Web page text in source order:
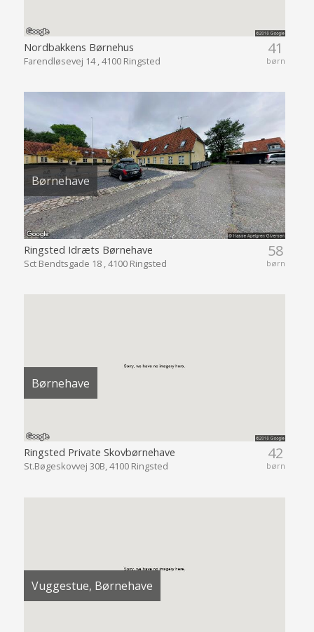
41
børn
Nordbakkens Børnehus
Farendløsevej 14 , 4100 Ringsted
Børnehave
58
børn
Ringsted Idræts Børnehave
Sct Bendtsgade 18 , 4100 Ringsted
Børnehave
42
børn
Ringsted Private Skovbørnehave
St.Bøgeskovvej 30B, 4100 Ringsted
Vuggestue, Børnehave